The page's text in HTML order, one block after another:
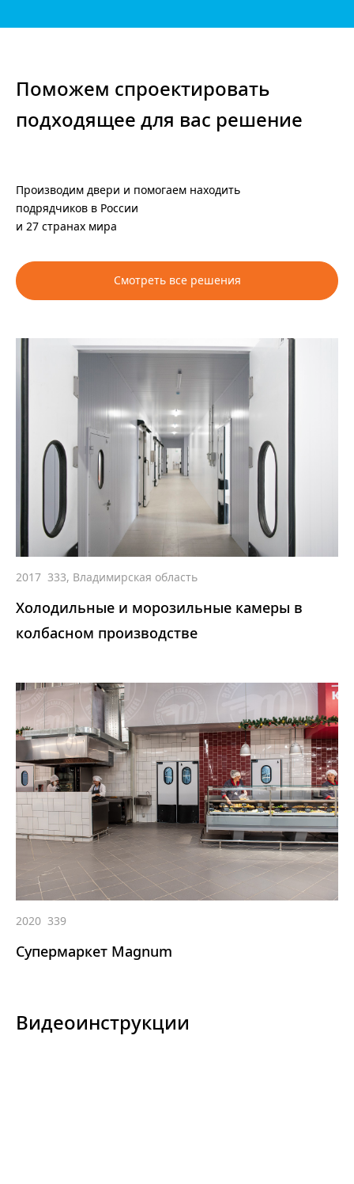
Поможем спроектировать
подходящее для вас решение
Производим двери и помогаем находить
подрядчиков в России
и 27 странах мира
Смотреть все решения
2017 333, Владимирская область
Холодильные и морозильные камеры в
колбасном производстве
2020 339
Супермаркет Magnum
Видеоинструкции